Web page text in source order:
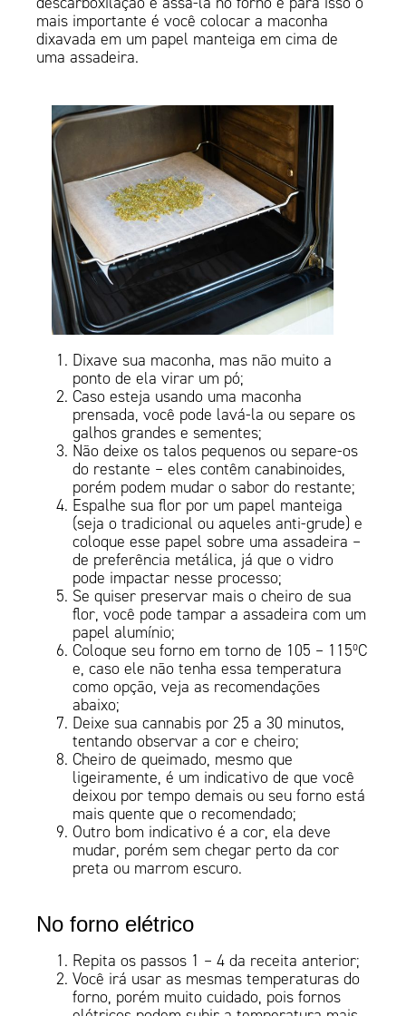
mais importante é você colocar a maconha
dixavada em um papel manteiga em cima de
uma assadeira.
Dixave sua maconha, mas não muito a
ponto de ela virar um pó;
Caso esteja usando uma maconha
prensada, você pode lavá-la ou separe os
galhos grandes e sementes;
Não deixe os talos pequenos ou separe-os
do restante – eles contêm canabinoides,
porém podem mudar o sabor do restante;
Espalhe sua flor por um papel manteiga
(seja o tradicional ou aqueles anti-grude) e
coloque esse papel sobre uma assadeira –
de preferência metálica, já que o vidro
pode impactar nesse processo;
Se quiser preservar mais o cheiro de sua
flor, você pode tampar a assadeira com um
papel alumínio;
Coloque seu forno em torno de 105 – 115ºC
e, caso ele não tenha essa temperatura
como opção, veja as recomendações
abaixo;
Deixe sua cannabis por 25 a 30 minutos,
tentando observar a cor e cheiro;
Cheiro de queimado, mesmo que
ligeiramente, é um indicativo de que você
deixou por tempo demais ou seu forno está
mais quente que o recomendado;
Outro bom indicativo é a cor, ela deve
mudar, porém sem chegar perto da cor
preta ou marrom escuro.
No forno elétrico
Repita os passos 1 – 4 da receita anterior;
Você irá usar as mesmas temperaturas do
forno, porém muito cuidado, pois fornos